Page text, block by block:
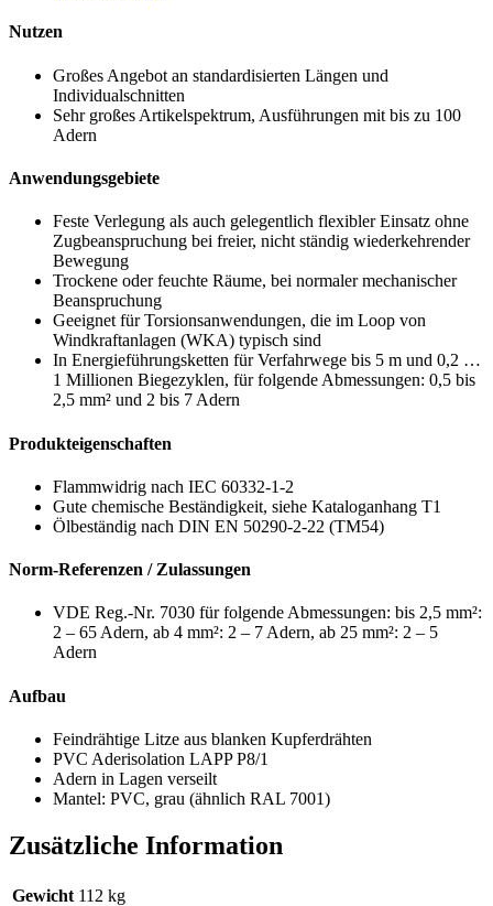
Nutzen
Großes Angebot an standardisierten Längen und
Individualschnitten
Sehr großes Artikelspektrum, Ausführungen mit bis zu 100
Adern
Anwendungsgebiete
Feste Verlegung als auch gelegentlich flexibler Einsatz ohne
Zugbeanspruchung bei freier, nicht ständig wiederkehrender
Bewegung
Trockene oder feuchte Räume, bei normaler mechanischer
Beanspruchung
Geeignet für Torsionsanwendungen, die im Loop von
Windkraftanlagen (WKA) typisch sind
In Energieführungsketten für Verfahrwege bis 5 m und 0,2 …
1 Millionen Biegezyklen, für folgende Abmessungen: 0,5 bis
2,5 mm² und 2 bis 7 Adern
Produkteigenschaften
Flammwidrig nach IEC 60332-1-2
Gute chemische Beständigkeit, siehe Kataloganhang T1
Ölbeständig nach DIN EN 50290-2-22 (TM54)
Norm-Referenzen / Zulassungen
VDE Reg.-Nr. 7030 für folgende Abmessungen: bis 2,5 mm²:
2 – 65 Adern, ab 4 mm²: 2 – 7 Adern, ab 25 mm²: 2 – 5
Adern
Aufbau
Feindrähtige Litze aus blanken Kupferdrähten
PVC Aderisolation LAPP P8/1
Adern in Lagen verseilt
Mantel: PVC, grau (ähnlich RAL 7001)
Zusätzliche Information
Gewicht 112 kg